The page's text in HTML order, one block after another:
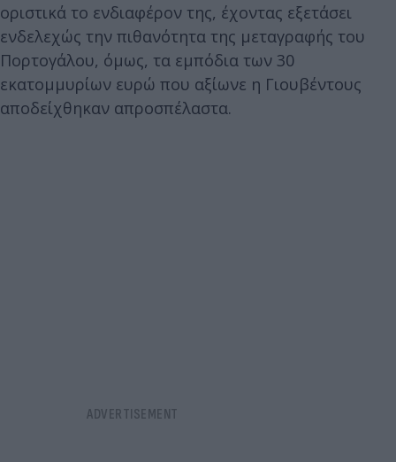
οριστικά το ενδιαφέρον της, έχοντας εξετάσει
ενδελεχώς την πιθανότητα της μεταγραφής του
Πορτογάλου, όμως, τα εμπόδια των 30
εκατομμυρίων ευρώ που αξίωνε η Γιουβέντους
αποδείχθηκαν απροσπέλαστα.